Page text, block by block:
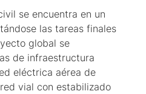
se encuentra en un
las tareas finales
global se
de infraestructura
eléctrica aérea de
vial con estabilizado